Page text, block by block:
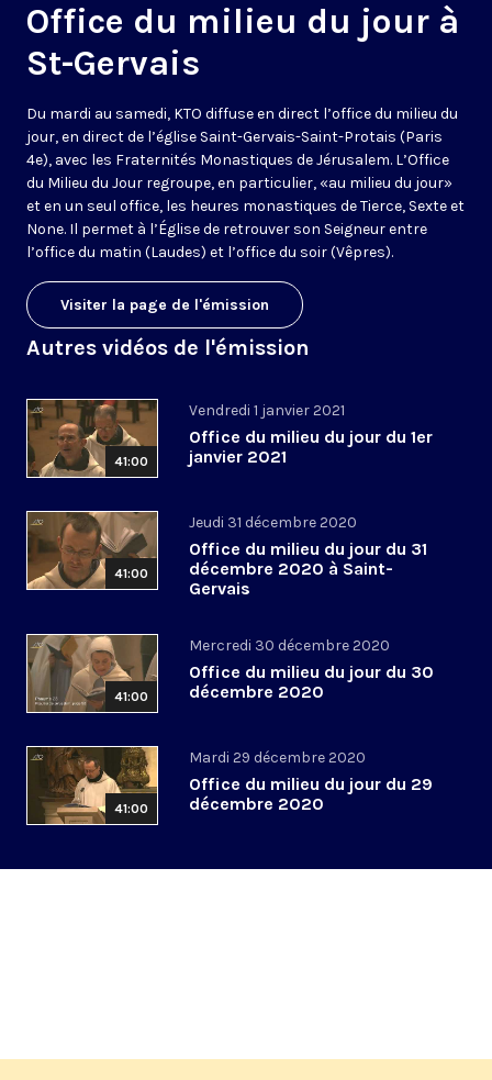
Office du milieu du jour à
St-Gervais
Du mardi au samedi, KTO diffuse en direct l’office du milieu du
jour, en direct de l’église Saint-Gervais-Saint-Protais (Paris
4e), avec les Fraternités Monastiques de Jérusalem. L’Office
du Milieu du Jour regroupe, en particulier, «au milieu du jour»
et en un seul office, les heures monastiques de Tierce, Sexte et
None. Il permet à l’Église de retrouver son Seigneur entre
l’office du matin (Laudes) et l’office du soir (Vêpres).
Visiter la page de l'émission
Autres vidéos de l'émission
41:00
Vendredi 1 janvier 2021
Office du milieu du jour du 1er
janvier 2021
41:00
Jeudi 31 décembre 2020
Office du milieu du jour du 31
décembre 2020 à Saint-
Gervais
41:00
Mercredi 30 décembre 2020
Office du milieu du jour du 30
décembre 2020
41:00
Mardi 29 décembre 2020
Office du milieu du jour du 29
décembre 2020